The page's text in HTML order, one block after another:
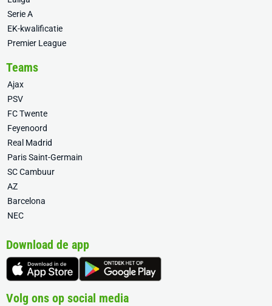
Serie A
EK-kwalificatie
Premier League
Teams
Ajax
PSV
FC Twente
Feyenoord
Real Madrid
Paris Saint-Germain
SC Cambuur
AZ
Barcelona
NEC
Download de app
Volg ons op social media